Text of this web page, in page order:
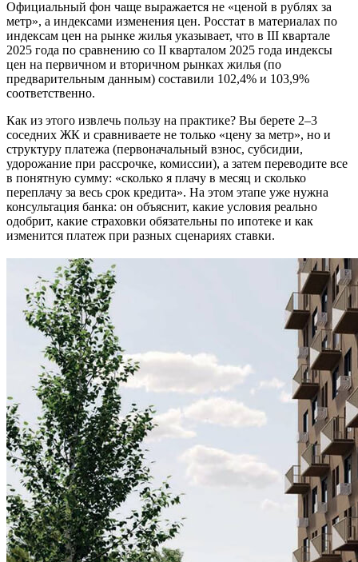
Официальный фон чаще выражается не «ценой в рублях за
метр», а индексами изменения цен. Росстат в материалах по
индексам цен на рынке жилья указывает, что в III квартале
2025 года по сравнению со II кварталом 2025 года индексы
цен на первичном и вторичном рынках жилья (по
предварительным данным) составили 102,4% и 103,9%
соответственно.
Как из этого извлечь пользу на практике? Вы берете 2–3
соседних ЖК и сравниваете не только «цену за метр», но и
структуру платежа (первоначальный взнос, субсидии,
удорожание при рассрочке, комиссии), а затем переводите все
в понятную сумму: «сколько я плачу в месяц и сколько
переплачу за весь срок кредита». На этом этапе уже нужна
консультация банка: он объяснит, какие условия реально
одобрит, какие страховки обязательны по ипотеке и как
изменится платеж при разных сценариях ставки.